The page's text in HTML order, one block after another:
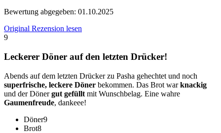
Bewertung abgegeben: 01.10.2025
Original Rezension lesen
9
Leckerer Döner auf den letzten Drücker!
Abends auf dem letzten Drücker zu Pasha gehechtet und noch
superfrische, leckere Döner bekommen. Das Brot warknackig
und der Dönergut gefüllt mit Wunschbelag. Eine wahre
Gaumenfreude, dankeee!
Döner9
Brot8